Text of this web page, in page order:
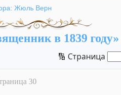
Жюль Верн
в 1839 году»
🔢 Страница
30